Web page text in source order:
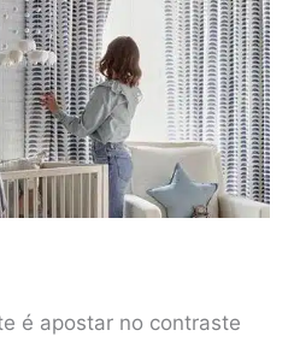
é apostar no contraste